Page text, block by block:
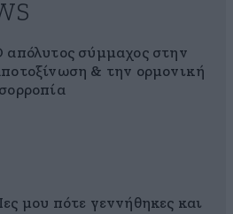
απόλυτος σύμμαχος στην
& την ορμονική
μου πότε γεννήθηκες και